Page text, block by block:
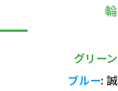
グリーン
ブルー: